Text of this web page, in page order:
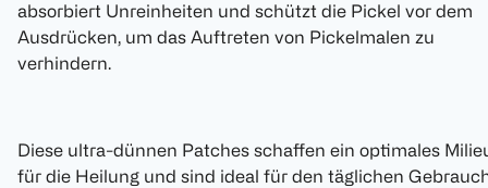
absorbiert Unreinheiten und schützt die Pickel vor dem
Ausdrücken, um das Auftreten von Pickelmalen zu
verhindern.
Diese ultra-dünnen Patches schaffen ein optimales
für die Heilung und sind ideal für den täglichen